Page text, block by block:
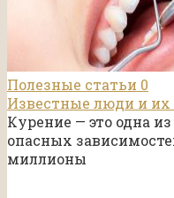
Полезные статьи 0
Известные люди и их
Курение — это одна
опасных
миллионы